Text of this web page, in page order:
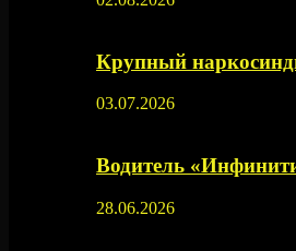
Крупный
03.07.2026
Водитель
28.06.2026